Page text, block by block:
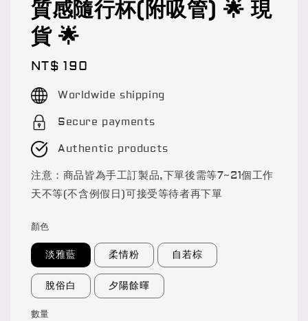
質感隨行杯(附吸管) 🌟 現
貨 🌟
Regular
price
NT$ 190
Worldwide shipping
Secure payments
Authentic products
注意：商品皆為手工訂製品,下單後需等7~21個工作
天不等(不含例假日)可接受等待者再下單
顏色
淡雅藍 柔情粉 自若棕
脫俗白 夕陽餘暉
數量